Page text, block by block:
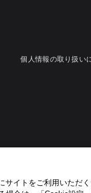
個人情報の取り扱い
イトをご利用いただ